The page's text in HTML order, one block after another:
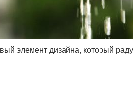
элемент дизайна, который